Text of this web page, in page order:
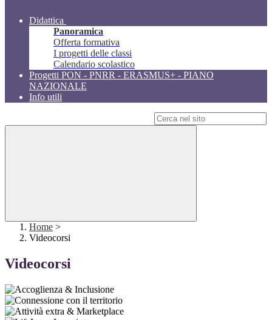
Didattica
Panoramica
Offerta formativa
I progetti delle classi
Calendario scolastico
Progetti PON - PNRR - ERASMUS+ - PIANO
NAZIONALE
Info utili
Home >
Videocorsi
Videocorsi